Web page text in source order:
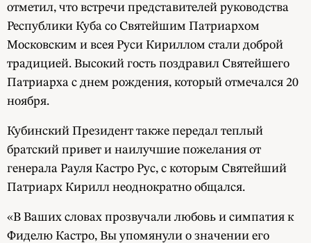
отметил, что встречи представителей руководства
Республики Куба со Святейшим Патриархом
Московским и всея Руси Кириллом стали доброй
традицией. Высокий гость поздравил Святейшего
Патриарха с днем рождения, который отмечался 20
ноября.
Кубинский Президент также передал теплый
братский привет и наилучшие пожелания от
генерала Рауля Кастро Рус, с которым Святейший
Патриарх Кирилл неоднократно общался.
«В Ваших словах прозвучали любовь и симпатия к
Фиделю Кастро, Вы упомянули о значении его